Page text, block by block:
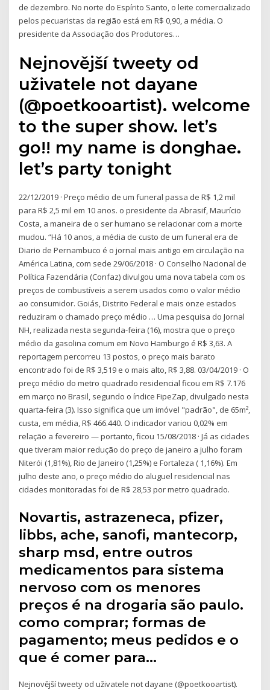
de dezembro. No norte do Espírito Santo, o leite comercializado
pelos pecuaristas da região está em R$ 0,90, a média. O
presidente da Associação dos Produtores…
Nejnovější tweety od
uživatele not dayane
(@poetkooartist). welcome
to the super show. let’s
go!! my name is donghae.
let’s party tonight
22/12/2019 · Preço médio de um funeral passa de R$ 1,2 mil
para R$ 2,5 mil em 10 anos. o presidente da Abrasif, Maurício
Costa, a maneira de o ser humano se relacionar com a morte
mudou. “Há 10 anos, a média de custo de um funeral era de
Diario de Pernambuco é o jornal mais antigo em circulação na
América Latina, com sede 29/06/2018 · O Conselho Nacional de
Política Fazendária (Confaz) divulgou uma nova tabela com os
preços de combustíveis a serem usados como o valor médio
ao consumidor. Goiás, Distrito Federal e mais onze estados
reduziram o chamado preço médio … Uma pesquisa do Jornal
NH, realizada nesta segunda-feira (16), mostra que o preço
médio da gasolina comum em Novo Hamburgo é R$ 3,63. A
reportagem percorreu 13 postos, o preço mais barato
encontrado foi de R$ 3,519 e o mais alto, R$ 3,88. 03/04/2019 · O
preço médio do metro quadrado residencial ficou em R$ 7.176
em março no Brasil, segundo o índice FipeZap, divulgado nesta
quarta-feira (3). Isso significa que um imóvel "padrão", de 65m²,
custa, em média, R$ 466.440. O indicador variou 0,02% em
relação a fevereiro — portanto, ficou 15/08/2018 · Já as cidades
que tiveram maior redução do preço de janeiro a julho foram
Niterói (1,81%), Rio de Janeiro (1,25%) e Fortaleza ( 1,16%). Em
julho deste ano, o preço médio do aluguel residencial nas
cidades monitoradas foi de R$ 28,53 por metro quadrado.
Novartis, astrazeneca, pfizer,
libbs, ache, sanofi, mantecorp,
sharp msd, entre outros
medicamentos para sistema
nervoso com os menores
preços é na drogaria são paulo.
como comprar; formas de
pagamento; meus pedidos e o
que é comer para…
Nejnovější tweety od uživatele not dayane (@poetkooartist).